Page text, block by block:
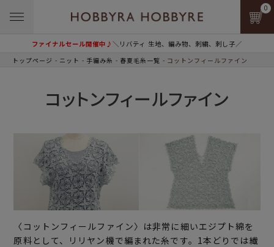
ファイナルセール開催中♪＼リバティ 生地、編み物、刺繍、刺し子／
0
トップページ ニット 手編み糸 春夏毛糸一覧 コットンフィールファイン
コットンフィールファイン
〈コットンフィールファイン〉は非常に細いエジプト綿を
原料として、リリヤン機で編まれた糸です。1本どりでは繊